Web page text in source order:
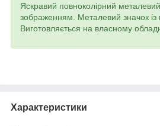
Яскравий повноколірний металевий
зображенням. Металевий значок із
Виготовляється на власному
Характеристики